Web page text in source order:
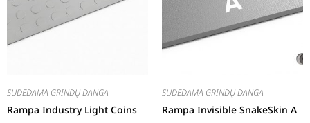
SUDEDAMA GRINDŲ DANGA
Rampa Industry Light Coins
SUDEDAMA GRINDŲ DANGA
Rampa Invisible SnakeSkin A